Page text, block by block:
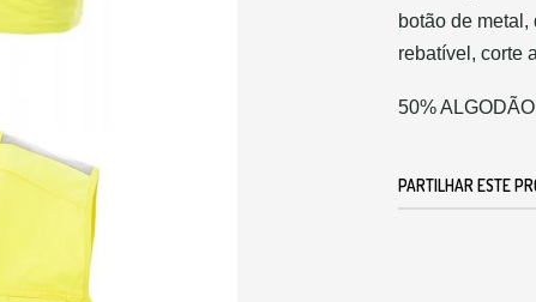
botão de
rebatível, corte
50%
PARTILHAR ESTE